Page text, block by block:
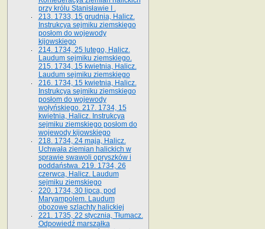
przy królu Stanisławie I .
213. 1733, 15 grudnia, Halicz.
Instrukcya sejmiku ziemskiego
posłom do wojewody
kijowskiego
214. 1734, 25 lutego, Halicz.
Laudum sejmiku ziemskiego.
215. 1734, 15 kwietnia, Halicz.
Laudum sejmiku ziemskiego
216. 1734, 15 kwietnia, Halicz.
Instrukcya sejmiku ziemskiego
posłom do wojewody
wołyńskiego. 217. 1734, 15
kwietnia, Halicz. Instrukcya
sejmiku ziemskiego posłom do
wojewody kijowskiego
218. 1734, 24 maja, Halicz.
Uchwała ziemian halickich w
sprawie swawoli opryszków i
poddaństwa. 219. 1734, 26
czerwca, Halicz. Laudum
sejmiku ziemskiego
220. 1734, 30 lipca, pod
Maryampolem. Laudum
obozowe szlachty halickiej
221. 1735, 22 stycznia, Tłumacz.
Odpowiedź marszałka